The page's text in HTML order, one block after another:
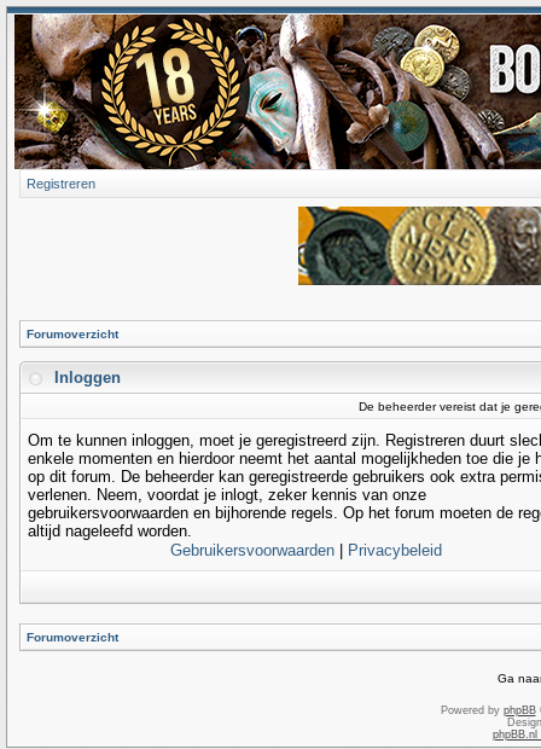
Registreren
Forumoverzicht
Inloggen
De beheerder vereist dat je
Om te kunnen inloggen, moet je geregistreerd zijn. Registreren duurt
enkele momenten en hierdoor neemt het aantal mogelijkheden toe die je
op dit forum. De beheerder kan geregistreerde gebruikers ook extra
verlenen. Neem, voordat je inlogt, zeker kennis van onze
gebruikersvoorwaarden en bijhorende regels. Op het forum moeten de
altijd nageleefd worden.
Gebruikersvoorwaarden
Privacybeleid
Forumoverzicht
Ga
Powered by phpBB
phpBB.nl